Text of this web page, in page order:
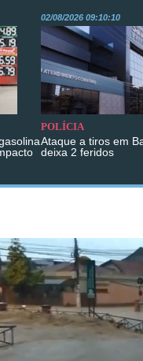
02/08/2026 09:10:10
POLÍCIA
Ataque a tiros em
deixa 2 feridos